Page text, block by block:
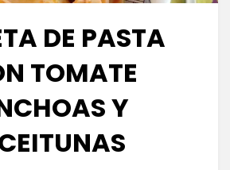
DE PASTA
TOMATE
Y